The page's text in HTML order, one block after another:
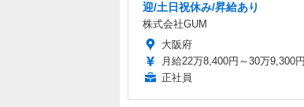
迎/土日祝休み/昇給あり
株式会社GUM
大阪府
月給22万8,400円～30万9,300円
正社員